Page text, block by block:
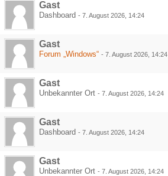
Gast
Dashboard - 7. August 2026, 14:24
Gast
Forum „Windows“ - 7. August 2026, 14:24
Gast
Unbekannter Ort - 7. August 2026, 14:24
Gast
Dashboard - 7. August 2026, 14:24
Gast
Unbekannter Ort - 7. August 2026, 14:24